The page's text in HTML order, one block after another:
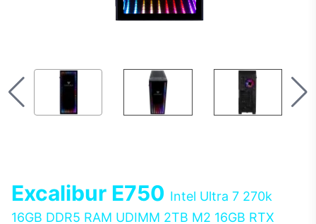
Excalibur E750 Intel Ultra 7 270k
16GB DDR5 RAM UDIMM 2TB M2 16GB RTX